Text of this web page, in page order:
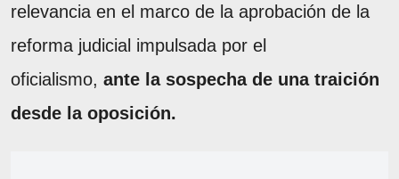
relevancia en el marco de la aprobación de la
reforma judicial impulsada por el
oficialismo, ante la sospecha de una traición
desde la oposición.